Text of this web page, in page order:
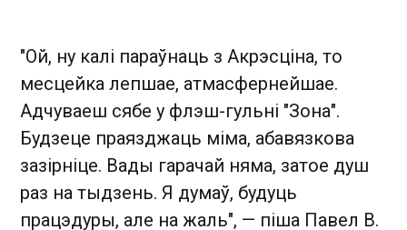
"Ой, ну калі параўнаць з Акрэсціна, то
месцейка лепшае, атмасфернейшае.
Адчуваеш сябе у флэш-гульні "Зона".
Будзеце праязджаць міма, абавязкова
зазірніце. Вады гарачай няма, затое душ
раз на тыдзень. Я думаў, будуць
працэдуры, але на жаль", — піша Павел В.